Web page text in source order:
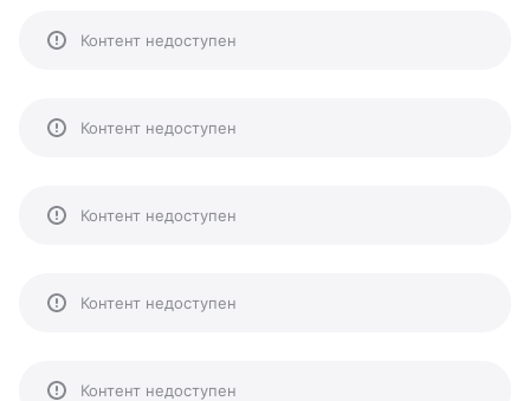
Контент недоступен
Контент недоступен
Контент недоступен
Контент недоступен
Контент недоступен